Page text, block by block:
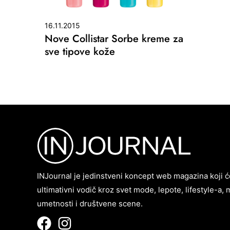
16.11.2015
Nove Collistar Sorbe kreme za
sve tipove kože
INJournal je jedinstveni koncept web magazina koji
ultimativni vodič kroz svet mode, lepote, lifestyle-a,
umetnosti i društvene scene.